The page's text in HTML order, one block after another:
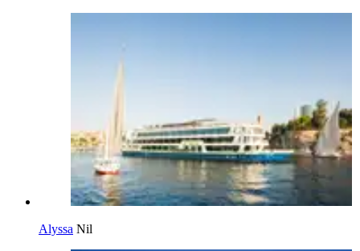
Alyssa Nil